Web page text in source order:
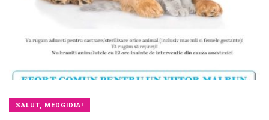
SALUT, MEDGIDIA!